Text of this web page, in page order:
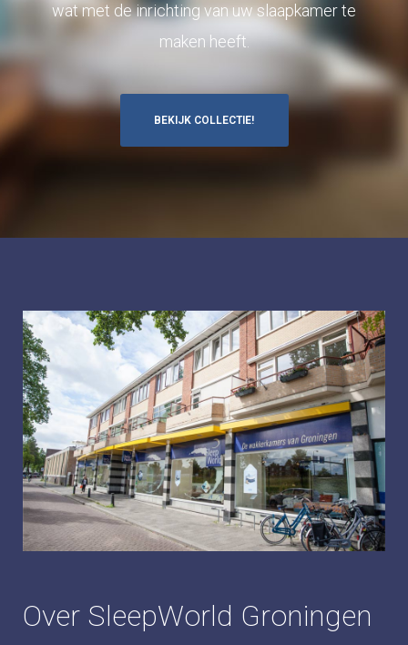
wat met de inrichting van uw slaapkamer te
maken heeft.
BEKIJK COLLECTIE!
Over SleepWorld Groningen